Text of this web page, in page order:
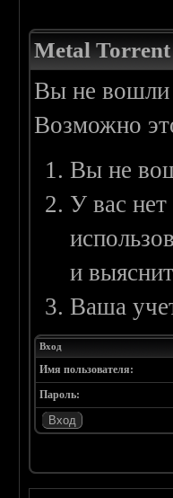
Metal
Вы не вошли
Возможно
Вы не
У вас
и
Ваша
Вход
Имя пользователя:
Пароль: